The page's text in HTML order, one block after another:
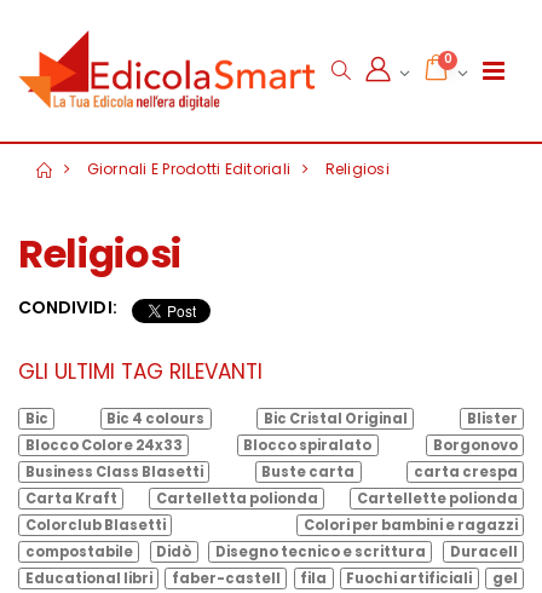
0
Giornali E Prodotti Editoriali Religiosi
Religiosi
CONDIVIDI:
GLI ULTIMI TAG RILEVANTI
Bic Bic 4 colours Bic Cristal Original
Blister
Blocco Colore 24x33
Blocco spiralato
Borgonovo
Business Class Blasetti
Buste carta
carta crespa
Carta Kraft
Cartelletta polionda
Cartellette polionda
Colorclub Blasetti
Colori per bambini e ragazzi
compostabile
Didò Disegno tecnico e scrittura
Duracell
Educational libri
faber-castell fila Fuochi artificiali
gel